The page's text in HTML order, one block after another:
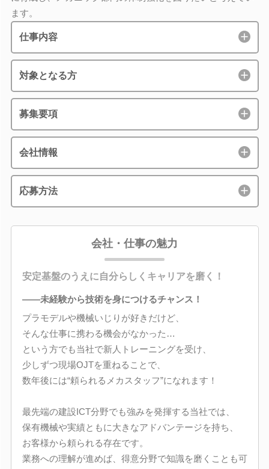
ます。
仕事内容
対象となる方
募集要項
会社情報
応募方法
会社・仕事の魅力
安定基盤のうえに自分らしくキャリアを磨く！
――未経験から技術を身につけるチャンス！
プラモデルや機械いじりが好きだけど、
そんな仕事に携わる機会がなかった…
という方でも当社で新人トレーニングを受け、
少しずつ現場OJTを重ねることで、
数年後には“頼られるメカスタッフ”になれます！
最先端の建設ICT分野でも強みを発揮する当社では、
保有機械や実績ともに大きなアドバンテージを持ち、
お客様から頼られる存在です。
業務への理解が進めば、得意分野で知識を磨くことも可